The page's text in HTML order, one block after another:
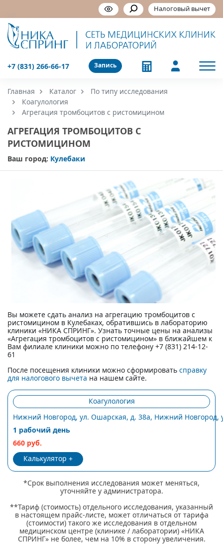
Налоговый вычет
Запись
+7 (831) 266-66-17
Главная Каталог
По типу исследования
Коагулология
Агрегация тромбоцитов с ристомицином
АГРЕГАЦИЯ ТРОМБОЦИТОВ С
РИСТОМИЦИНОМ
Ваш город: Кулебаки
Вы можете сдать анализ на агрегацию тромбоцитов с
ристомицином в Кулебаках, обратившись в лабораторию
клиники «НИКА СПРИНГ». Узнать точные цены на анализы
«Агрегация тромбоцитов с ристомицином» в ближайшем к
Вам филиале клиники можно по телефону +7 (831) 214-12-
61
После посещения клиники можно сформировать справку
для налогового вычета на нашем сайте.
Коагулология
Нижний Новгород, ул. Ошарская, д. 38а, Нижний Новгород,
1 рабочий день
660 руб.
Калькулятор
*Срок выполнения исследования может меняться,
уточняйте у администратора.
**Тариф (стоимость) отдельного исследования, указанный
в настоящем прайс-листе, может отличаться от тарифа
(стоимости) такого же исследования в отдельном
медицинском центре (клинике / лаборатории) «НИКА
СПРИНГ» не более, чем на 10% в сторону увеличения.